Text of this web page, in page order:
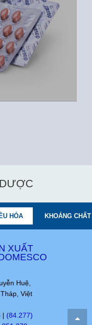
HÓA KHOÁNG
XUẤT
Huệ,
Việt
| (84.277)